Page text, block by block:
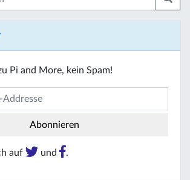
Pi and More, kein Spam!
auf und .